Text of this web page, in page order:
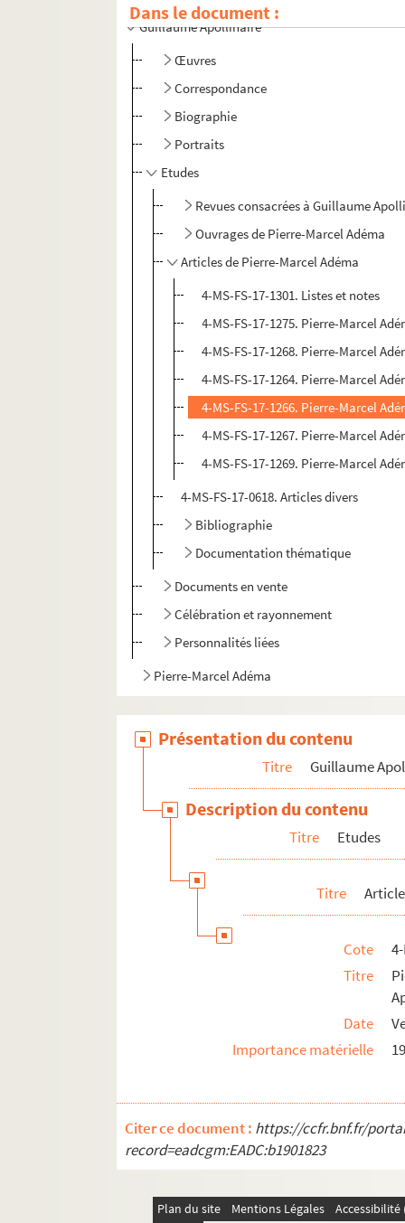
Dans le document :
Guillaume Apollinaire
Œuvres
Correspondance
Biographie
Portraits
Etudes
Revues consacrées à Guillaume
Ouvrages de Pierre-Marcel Adéma
Articles de Pierre-Marcel Adéma
4-MS-FS-17-1301. Listes et notes
4-MS-FS-17-1275. Pierre-Marcel
4-MS-FS-17-1268. Pierre-Marcel
4-MS-FS-17-1264. Pierre-Marcel
4-MS-FS-17-1266. Pierre-Marcel
4-MS-FS-17-1267. Pierre-Marcel
4-MS-FS-17-1269. Pierre-Marcel
4-MS-FS-17-0618. Articles divers
Bibliographie
Documentation thématique
Documents en vente
Célébration et rayonnement
Personnalités liées
Pierre-Marcel Adéma
Présentation du contenu
Titre Guillaume
Description du contenu
Titre Etudes
Titre
Cote
Titre
Date
Importance matérielle
Citer ce document : https://ccfr.bnf.fr/
record=eadcgm:EADC:b1901823
Plan du site Mentions Légales